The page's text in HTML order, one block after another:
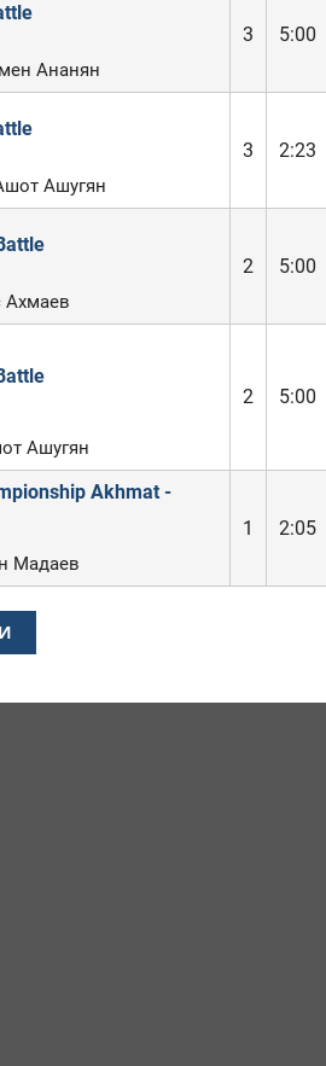
3
5:00
Ананян
3
2:23
Ашугян
2
5:00
Ахмаев
2
5:00
Ашугян
Akhmat -
1 2:05
Мадаев